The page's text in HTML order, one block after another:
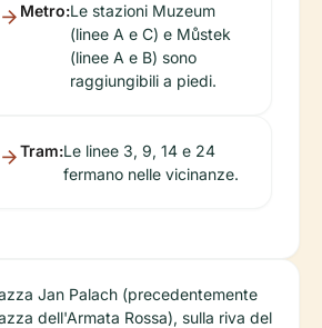
Metro:Le stazioni Muzeum
(linee A e C) e Můstek
(linee A e B) sono
raggiungibili a piedi.
Tram:Le linee 3, 9, 14 e 24
fermano nelle vicinanze.
Jan Palach (precedentemente
dell'Armata Rossa), sulla riva del